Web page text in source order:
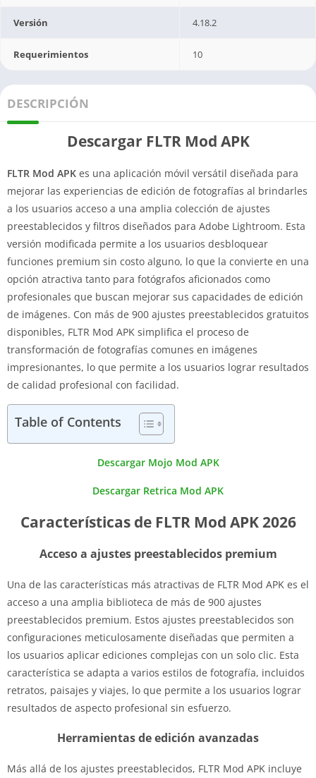
Versión 4.18.2
Requerimientos 10
DESCRIPCIÓN
Descargar FLTR Mod APK
FLTR Mod APK es una aplicación móvil versátil diseñada para
mejorar las experiencias de edición de fotografías al brindarles
a los usuarios acceso a una amplia colección de ajustes
preestablecidos y filtros diseñados para Adobe Lightroom. Esta
versión modificada permite a los usuarios desbloquear
funciones premium sin costo alguno, lo que la convierte en una
opción atractiva tanto para fotógrafos aficionados como
profesionales que buscan mejorar sus capacidades de edición
de imágenes. Con más de 900 ajustes preestablecidos gratuitos
disponibles, FLTR Mod APK simplifica el proceso de
transformación de fotografías comunes en imágenes
impresionantes, lo que permite a los usuarios lograr resultados
de calidad profesional con facilidad.
Table of Contents
Descargar Mojo Mod APK
Descargar Retrica Mod APK
Características de FLTR Mod APK 2026
Acceso a ajustes preestablecidos premium
Una de las características más atractivas de FLTR Mod APK es el
acceso a una amplia biblioteca de más de 900 ajustes
preestablecidos premium. Estos ajustes preestablecidos son
configuraciones meticulosamente diseñadas que permiten a
los usuarios aplicar ediciones complejas con un solo clic. Esta
característica se adapta a varios estilos de fotografía, incluidos
retratos, paisajes y viajes, lo que permite a los usuarios lograr
resultados de aspecto profesional sin esfuerzo.
Herramientas de edición avanzadas
Más allá de los ajustes preestablecidos, FLTR Mod APK incluye